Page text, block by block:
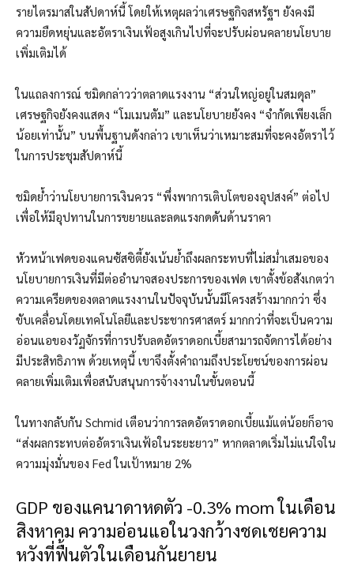
รายไตรมาสในสัปดาห์นี้ โดยให้เหตุผลว่าเศรษฐกิจสหรัฐฯ ยังคงมี
ความยืดหยุ่นและอัตราเงินเฟ้อสูงเกินไปที่จะปรับผ่อนคลายนโยบาย
เพิ่มเติมได้
ในแถลงการณ์ ชมิดกล่าวว่าตลาดแรงงาน “ส่วนใหญ่อยู่ในสมดุล”
เศรษฐกิจยังคงแสดง “โมเมนตัม” และนโยบายยังคง “จำกัดเพียงเล็ก
น้อยเท่านั้น” บนพื้นฐานดังกล่าว เขาเห็นว่าเหมาะสมที่จะคงอัตราไว้
ในการประชุมสัปดาห์นี้
ชมิดย้ำว่านโยบายการเงินควร “พึ่งพาการเติบโตของอุปสงค์” ต่อไป
เพื่อให้มีอุปทานในการขยายและลดแรงกดดันด้านราคา
หัวหน้าเฟดของแคนซัสซิตี้ยังเน้นย้ำถึงผลกระทบที่ไม่สม่ำเสมอของ
นโยบายการเงินที่มีต่ออำนาจสองประการของเฟด เขาตั้งข้อสังเกตว่า
ความเครียดของตลาดแรงงานในปัจจุบันนั้นมีโครงสร้างมากกว่า ซึ่ง
ขับเคลื่อนโดยเทคโนโลยีและประชากรศาสตร์ มากกว่าที่จะเป็นความ
อ่อนแอของวัฏจักรที่การปรับลดอัตราดอกเบี้ยสามารถจัดการได้อย่าง
มีประสิทธิภาพ ด้วยเหตุนี้ เขาจึงตั้งคำถามถึงประโยชน์ของการผ่อน
คลายเพิ่มเติมเพื่อสนับสนุนการจ้างงานในขั้นตอนนี้
ในทางกลับกัน Schmid เตือนว่าการลดอัตราดอกเบี้ยแม้แต่น้อยก็อาจ
“ส่งผลกระทบต่ออัตราเงินเฟ้อในระยะยาว” หากตลาดเริ่มไม่แน่ใจใน
ความมุ่งมั่นของ Fed ในเป้าหมาย 2%
GDP ของแคนาดาหดตัว -0.3% mom ในเดือน
สิงหาคม ความอ่อนแอในวงกว้างชดเชยความ
หวังที่ฟื้นตัวในเดือนกันยายน